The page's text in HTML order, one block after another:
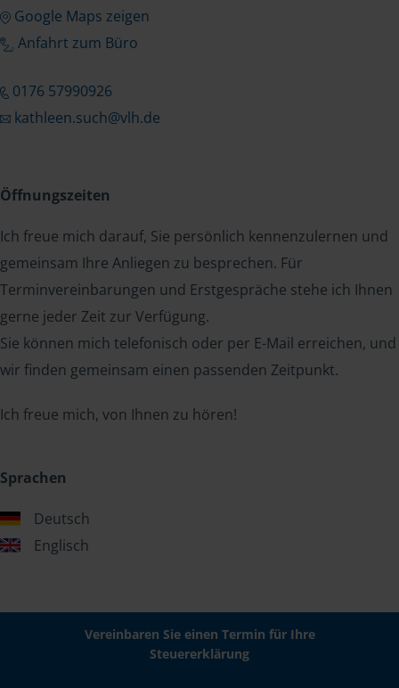
Google Maps zeigen
Anfahrt zum Büro
0176 57990926
kathleen.such@vlh.de
Öffnungszeiten
Ich freue mich darauf, Sie persönlich kennenzulernen und
gemeinsam Ihre Anliegen zu besprechen. Für
Terminvereinbarungen und Erstgespräche stehe ich Ihnen
gerne jeder Zeit zur Verfügung.
Sie können mich telefonisch oder per E-Mail erreichen, und
wir finden gemeinsam einen passenden Zeitpunkt.
Ich freue mich, von Ihnen zu hören!
Sprachen
Deutsch
Englisch
Vereinbaren Sie einen Termin für Ihre
Steuererklärung